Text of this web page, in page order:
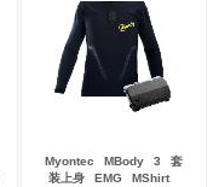
Myontec MBody 3
套
装上身
EMG
MShirt